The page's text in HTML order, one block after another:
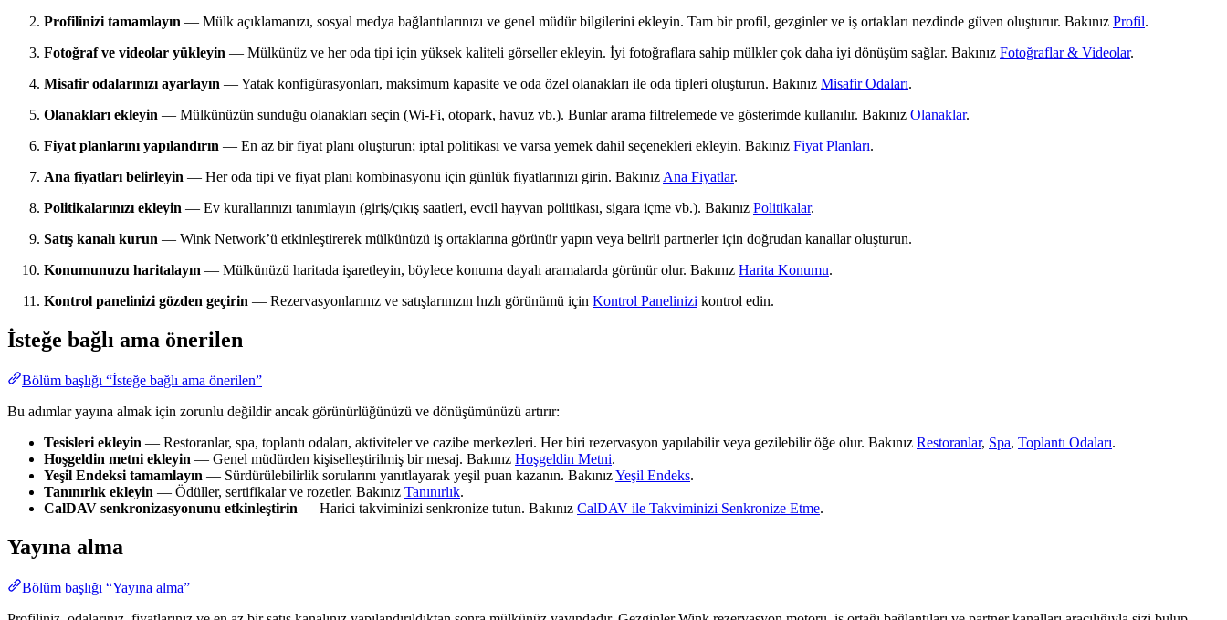
Profilinizi tamamlayın — Mülk açıklamanızı, sosyal medya bağlantılarınızı ve genel müdür bilgilerini ekleyin. Tam bir profil, gezginler ve iş ortakları nezdinde güven oluşturur. Bakınız Profil.
Fotoğraf ve videolar yükleyin — Mülkünüz ve her oda tipi için yüksek kaliteli görseller ekleyin. İyi fotoğraflara sahip mülkler çok daha iyi dönüşüm sağlar. Bakınız Fotoğraflar & Videolar.
Misafir odalarınızı ayarlayın — Yatak konfigürasyonları, maksimum kapasite ve oda özel olanakları ile oda tipleri oluşturun. Bakınız Misafir Odaları.
Olanakları ekleyin — Mülkünüzün sunduğu olanakları seçin (Wi-Fi, otopark, havuz vb.). Bunlar arama filtrelemede ve gösterimde kullanılır. Bakınız Olanaklar.
Fiyat planlarını yapılandırın — En az bir fiyat planı oluşturun; iptal politikası ve varsa yemek dahil seçenekleri ekleyin. Bakınız Fiyat Planları.
Ana fiyatları belirleyin — Her oda tipi ve fiyat planı kombinasyonu için günlük fiyatlarınızı girin. Bakınız Ana Fiyatlar.
Politikalarınızı ekleyin — Ev kurallarınızı tanımlayın (giriş/çıkış saatleri, evcil hayvan politikası, sigara içme vb.). Bakınız Politikalar.
Satış kanalı kurun — Wink Network’ü etkinleştirerek mülkünüzü iş ortaklarına görünür yapın veya belirli partnerler için doğrudan kanallar oluşturun.
Konumunuzu haritalayın — Mülkünüzü haritada işaretleyin, böylece konuma dayalı aramalarda görünür olur. Bakınız Harita Konumu.
Kontrol panelinizi gözden geçirin — Rezervasyonlarınız ve satışlarınızın hızlı görünümü için Kontrol Panelinizi kontrol edin.
İsteğe bağlı ama önerilen
Bölüm başlığı “İsteğe bağlı ama önerilen”
Bu adımlar yayına almak için zorunlu değildir ancak görünürlüğünüzü ve dönüşümünüzü artırır:
Tesisleri ekleyin — Restoranlar, spa, toplantı odaları, aktiviteler ve cazibe merkezleri. Her biri rezervasyon yapılabilir veya gezilebilir öğe olur. Bakınız Restoranlar, Spa, Toplantı Odaları.
Hoşgeldin metni ekleyin — Genel müdürden kişiselleştirilmiş bir mesaj. Bakınız Hoşgeldin Metni.
Yeşil Endeksi tamamlayın — Sürdürülebilirlik sorularını yanıtlayarak yeşil puan kazanın. BakınızYeşil Endeks.
Tanınırlık ekleyin — Ödüller, sertifikalar ve rozetler. Bakınız Tanınırlık.
CalDAV senkronizasyonunu etkinleştirin — Harici takviminizi senkronize tutun. Bakınız CalDAV ile Takviminizi Senkronize Etme.
Yayına alma
Bölüm başlığı “Yayına alma”